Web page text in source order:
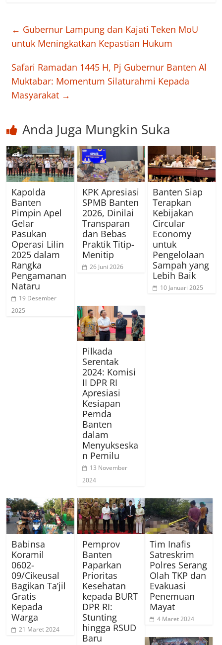
← Gubernur Lampung dan Kajati Teken MoU
untuk Meningkatkan Kepastian Hukum
Safari Ramadan 1445 H, Pj Gubernur Banten Al
Muktabar: Momentum Silaturahmi Kepada
Masyarakat →
Anda Juga Mungkin Suka
Kapolda
Banten
Pimpin Apel
Gelar
Pasukan
Operasi Lilin
2025 dalam
Rangka
Pengamanan
Nataru
19 Desember
2025
KPK Apresiasi
SPMB Banten
2026, Dinilai
Transparan
dan Bebas
Praktik Titip-
Menitip
26 Juni 2026
Banten Siap
Terapkan
Kebijakan
Circular
Economy
untuk
Pengelolaan
Sampah yang
Lebih Baik
10 Januari 2025
Pilkada
Serentak
2024: Komisi
II DPR RI
Apresiasi
Kesiapan
Pemda
Banten
dalam
Menyukseska
n Pemilu
13 November
2024
Babinsa
Koramil
0602-
09/Cikeusal
Bagikan Ta’jil
Gratis
Kepada
Warga
21 Maret 2024
Pemprov
Banten
Paparkan
Prioritas
Kesehatan
kepada BURT
DPR RI:
Stunting
hingga RSUD
Baru
Tim Inafis
Satreskrim
Polres Serang
Olah TKP dan
Evakuasi
Penemuan
Mayat
4 Maret 2024